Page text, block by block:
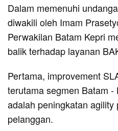
Dalam memenuhi
diwakili oleh Imam
Perwakilan Batam Kepri
balik terhadap layanan
Pertama, improvement
terutama segmen Batam
adalah peningkatan agility
pelanggan.